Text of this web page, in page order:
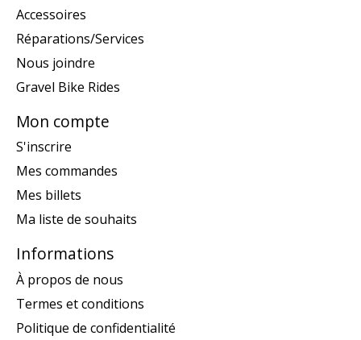
Accessoires
Réparations/Services
Nous joindre
Gravel Bike Rides
Mon compte
S'inscrire
Mes commandes
Mes billets
Ma liste de souhaits
Informations
À propos de nous
Termes et conditions
Politique de confidentialité